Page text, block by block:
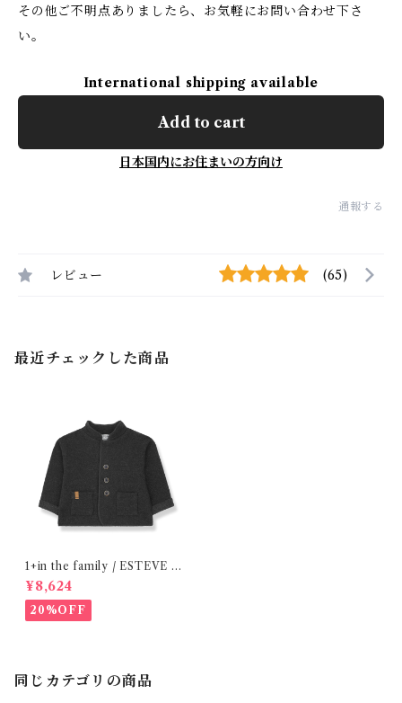
その他ご不明点ありましたら、お気軽にお問い合わせ下さ
い。
International shipping available
Add to cart
日本国内にお住まいの方向け
通報する
レビュー (65)
最近チェックした商品
1+in the family / ESTEVE ( 1
2-36m )
¥8,624
20%OFF
同じカテゴリの商品